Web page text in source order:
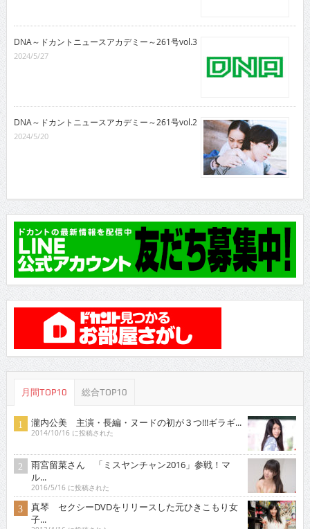
DNA～ドカントニュースアカデミー～261号vol.3
2024/5/27
DNA～ドカントニュースアカデミー～261号vol.2
2024/5/20
月間TOP10 総合TOP10
瀧内公美 主演・長編・ヌードの初が３つ!!!ギラギ...
2014/10/16 に投稿された
雨宮留菜さん 「ミスヤンチャン2016」参戦！マ
ル...
2016/5/16 に投稿された
真琴 セクシーDVDをリリースした元ひきこもり女
子...